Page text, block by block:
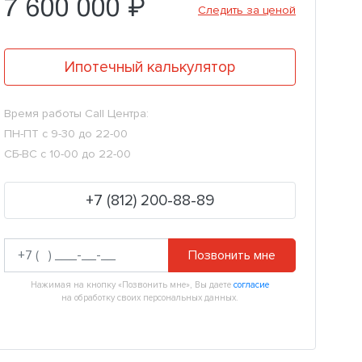
7 600 000 ₽ Следить за ценой
Ипотечный калькулятор
Время работы Call Центра:
ПН-ПТ с 9-30 до 22-00
СБ-ВС с 10-00 до 22-00
+7 (812) 200-88-89
Позвонить мне
Нажимая на кнопку «Позвонить мне», Вы даете согласие
на обработку своих персональных данных.